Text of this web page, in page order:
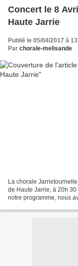
Concert le 8
Haute Jarrie
Publié le 05/04/2017 à
Par chorale-melisande
La chorale
de Haute Jarrie, à 20h
notre programme, nous